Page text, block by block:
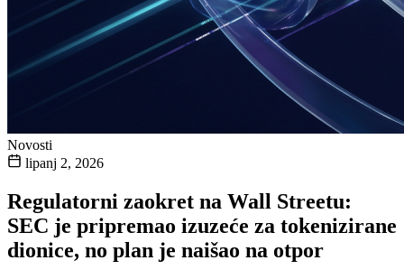
Novosti
lipanj 2, 2026
Regulatorni zaokret na Wall Streetu:
SEC je pripremao izuzeće za tokenizirane
dionice, no plan je naišao na otpor